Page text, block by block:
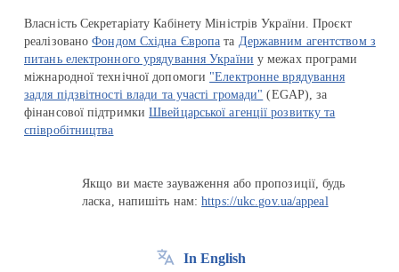
Власність Секретаріату Кабінету Міністрів України. Проєкт
реалізованоФондом Східна Європа та Державним агентством з
питань електронного урядування України у межах програми
міжнародної технічної допомоги "Електронне врядування
задля підзвітності влади та участі громади" (EGAP), за
фінансової підтримкиШвейцарської агенції розвитку та
співробітництва
Якщо ви маєте зауваження або пропозиції, будь
ласка, напишіть нам:https://ukc.gov.ua/appeal
In English